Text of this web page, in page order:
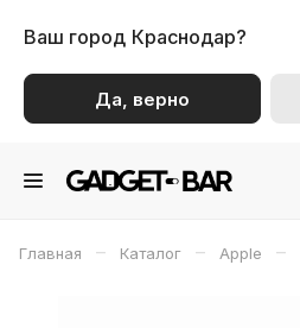
Ваш город Краснодар?
Да, верно
Главная – Каталог – Apple –